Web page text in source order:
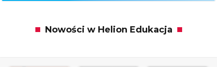
Nowości w Helion Edukacja